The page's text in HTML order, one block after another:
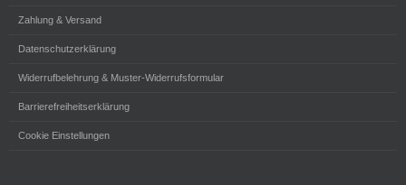
Zahlung & Versand
Datenschutzerklärung
Widerrufbelehrung & Muster-Widerrufsformular
Barrierefreiheitserklärung
Cookie Einstellungen